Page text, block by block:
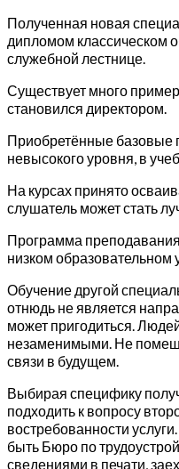
Полученная новая
дипломом классическом
служебной лестнице.
Существует много
становился директором.
Приобретённые базовые
невысокого уровня, в
На курсах принято
слушатель может стать
Программа
низком образовательном
Обучение другой
отнюдь не является
может пригодиться.
незаменимыми. Не
связи в будущем.
Выбирая специфику
подходить к вопросу
востребованности
быть Бюро по
сведениями в печати,